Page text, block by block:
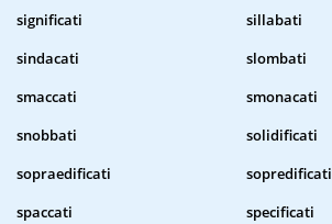
significati
sillabati
sindacati
slombati
smaccati
smonacati
snobbati
solidificati
sopraedificati
sopredificati
spaccati
specificati